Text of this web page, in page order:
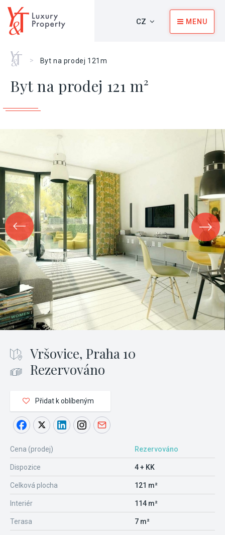
CZ MENU
Home
> Byt na prodej 121m
Byt na prodej 121 m²
Vršovice, Praha 10
Rezervováno
Přidat k oblíbeným
Cena (prodej) Rezervováno
Dispozice 4 + KK
Celková plocha 121 m²
Interiér 114 m²
Terasa 7 m²